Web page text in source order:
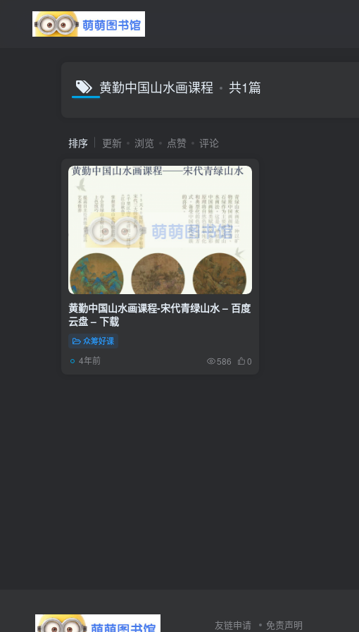
黄勤中国山水画课程 共1篇
排序 更新 浏览 点赞 评论
黄勤中国山水画课程-宋代青绿山水 – 百度
云盘 – 下载
众筹好课
4年前 586 0
友链申请 免责声明